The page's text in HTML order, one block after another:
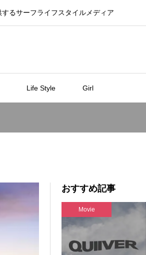
るサーフライフスタイルメディア
Life Style Girl
おすすめ記事
Movie